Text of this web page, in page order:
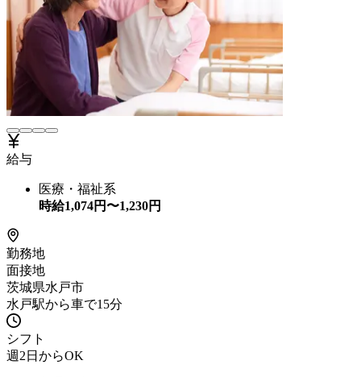
給与
医療・福祉系
時給1,074円〜1,230円
勤務地
面接地
茨城県水戸市
水戸駅から車で15分
シフト
週2日からOK